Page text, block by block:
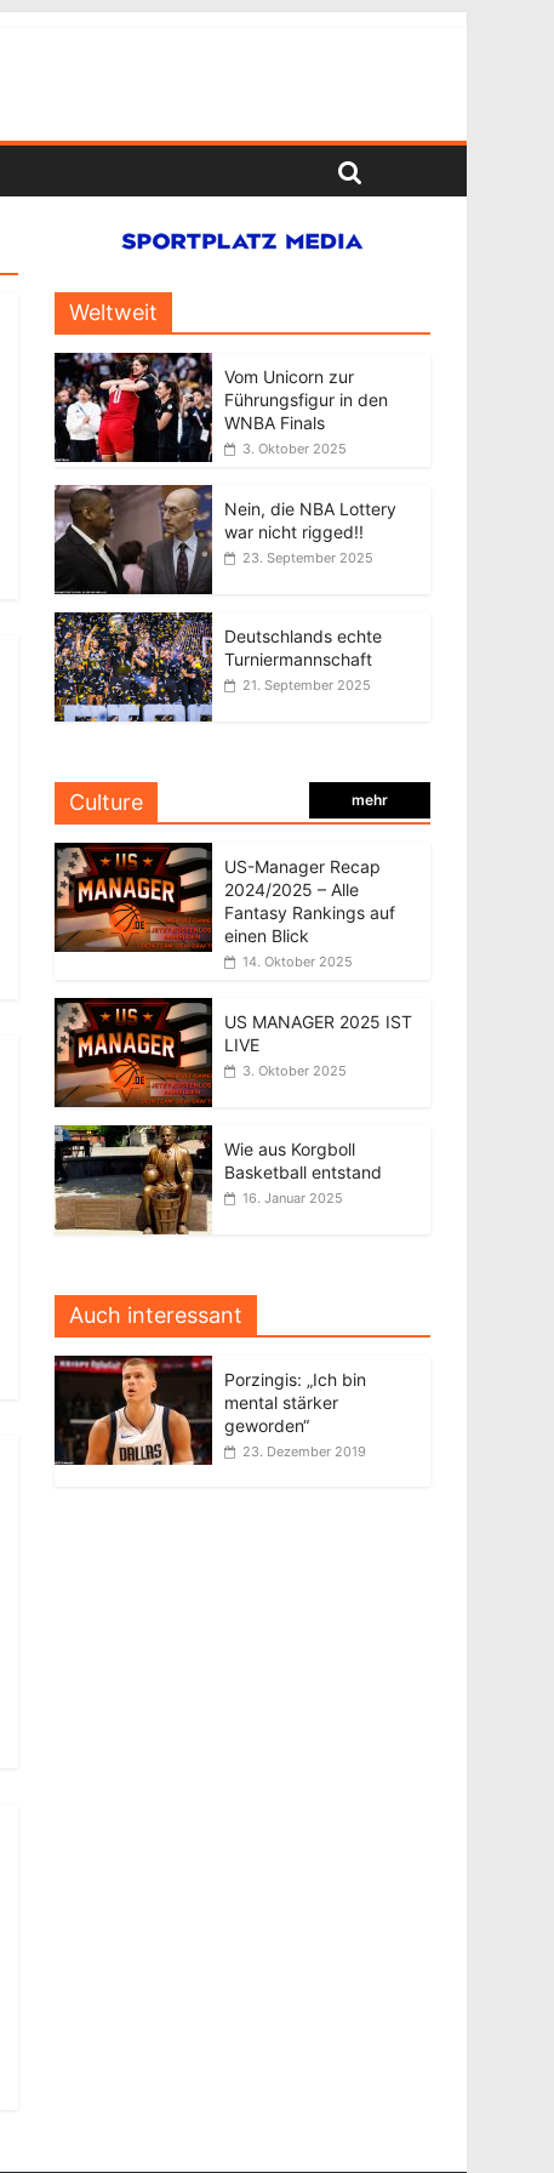
Weltweit
Vom Unicorn zur
Führungsfigur in den
WNBA Finals
3. Oktober 2025
Nein, die NBA Lottery
war nicht rigged!!
23. September 2025
Deutschlands echte
Turniermannschaft
21. September 2025
Culture mehr
US-Manager Recap
2024/2025 – Alle
Fantasy Rankings auf
einen Blick
14. Oktober 2025
US MANAGER 2025 IST
LIVE
3. Oktober 2025
Wie aus Korgboll
Basketball entstand
16. Januar 2025
Auch interessant
Porzingis: „Ich bin
mental stärker
geworden“
23. Dezember 2019